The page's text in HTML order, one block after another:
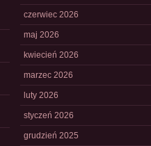
czerwiec 2026
maj 2026
kwiecień 2026
marzec 2026
luty 2026
styczeń 2026
grudzień 2025